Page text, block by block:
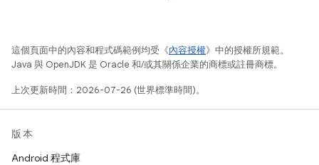
這個頁面中的內容和程式碼範例均受《內容授權》中的授權所規範。
Java 與 OpenJDK 是 Oracle 和/或其關係企業的商標或註冊商標。
上次更新時間：2026-07-26 (世界標準時間)。
版本
Android 程式庫